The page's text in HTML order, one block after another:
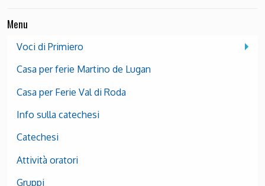
Menu
Voci di Primiero
Casa per ferie Martino de Lugan
Casa per Ferie Val di Roda
Info sulla catechesi
Catechesi
Attività oratori
Gruppi